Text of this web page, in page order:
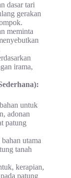
dasar tari
gerakan
meminta
irama,
untuk
adonan
patung
utama
tanah
kerapian,
patung